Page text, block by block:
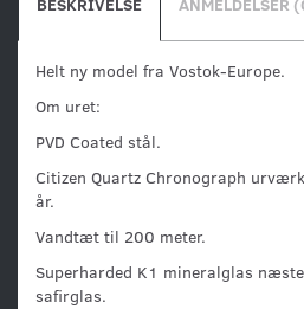
Helt ny model fra Vostok-Europe.
Om uret:
PVD Coated stål.
Citizen Quartz Chronograph
år.
Vandtæt til 200 meter.
Superharded K1 mineralglas
safirglas.